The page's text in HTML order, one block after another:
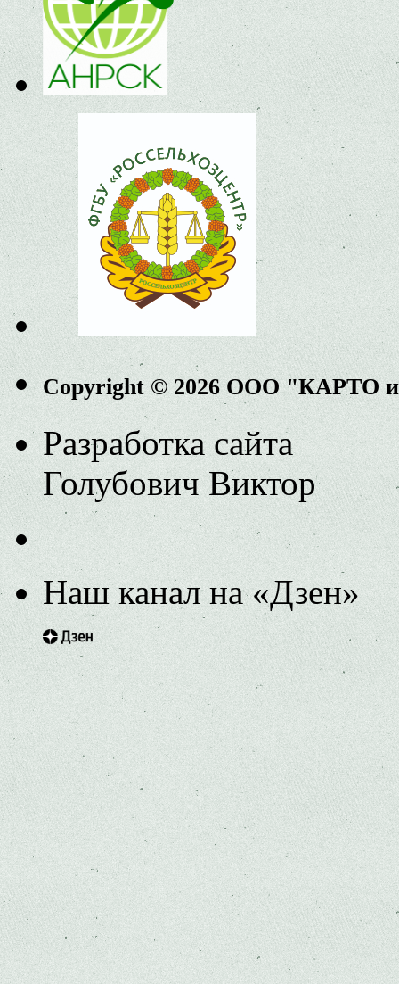
Copyright © 2026 ООО "КАРТО
Разработка сайта
Голубович Виктор
Наш канал на «Дзен»